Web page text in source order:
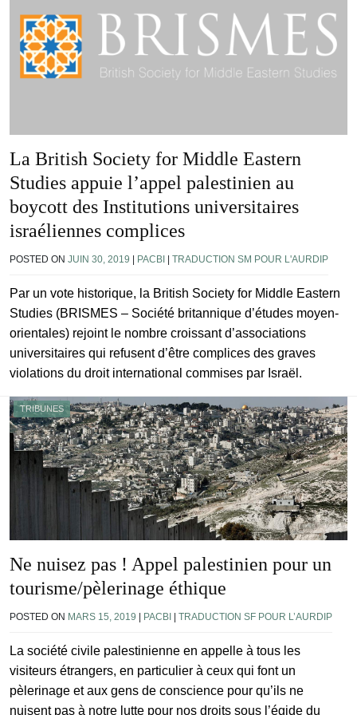
La British Society for Middle Eastern
Studies appuie l’appel palestinien au
boycott des Institutions universitaires
israéliennes complices
POSTED ON JUIN 30, 2019 PACBI TRADUCTION SM POUR L'AURDIP
Par un vote historique, la British Society for Middle Eastern
Studies (BRISMES – Société britannique d’études moyen-
orientales) rejoint le nombre croissant d’associations
universitaires qui refusent d’être complices des graves
violations du droit international commises par Israël.
TRIBUNES
Ne nuisez pas ! Appel palestinien pour un
tourisme/pèlerinage éthique
POSTED ON MARS 15, 2019 PACBI TRADUCTION SF POUR L’AURDIP
La société civile palestinienne en appelle à tous les
visiteurs étrangers, en particulier à ceux qui font un
pèlerinage et aux gens de conscience pour qu’ils ne
nuisent pas à notre lutte pour nos droits sous l’égide du